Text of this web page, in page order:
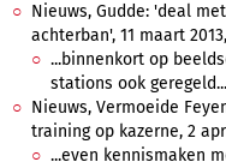
Nieuws, Gudde: 'deal
achterban', 11 maart
...binnenkort op
stations ook geregeld...
Nieuws, Vermoeide
training op kazerne, 2
...even kennismaken